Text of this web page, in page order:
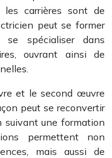
carrières sont de
peut se former
se spécialiser dans
ouvrant ainsi de
et le second œuvre
peut se reconvertir
suivant une formation
permettent non
mais aussi de